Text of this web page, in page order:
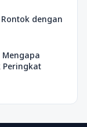
dengan
Peringkat